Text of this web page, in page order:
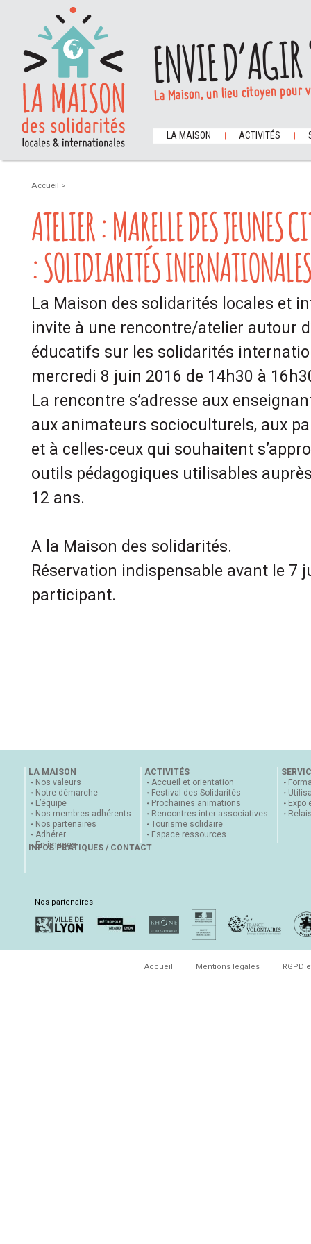
ENVIE
La Maison, un lieu citoyen
LA MAISON ACTIVITÉS
Accueil >
ATELIER : MARELLE DES JEUNES
: SOLIDIARITÉS
La Maison des solidarités locales et
invite à une rencontre/atelier autour
éducatifs sur les solidarités
mercredi 8 juin 2016 de 14h30 à
La rencontre s’adresse aux
aux animateurs socioculturels, aux
et à celles-ceux qui souhaitent
outils pédagogiques utilisables
12 ans.
A la Maison des solidarités.
Réservation indispensable avant le 7
participant.
LA MAISON
Nos valeurs
Notre démarche
L’équipe
Nos membres adhérents
Nos partenaires
Adhérer
En images
ACTIVITÉS
Accueil et orientation
Festival des Solidarités
Prochaines animations
Rencontres inter-associatives
Tourisme solidaire
Espace ressources
Expo
INFOS PRATIQUES / CONTACT
Nos partenaires
Accueil Mentions légales RGPD